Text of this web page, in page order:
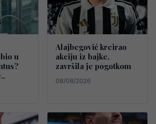
u
Alajbegović kreirao
akciju iz bajke,
završila je pogotkom
08/08/2026